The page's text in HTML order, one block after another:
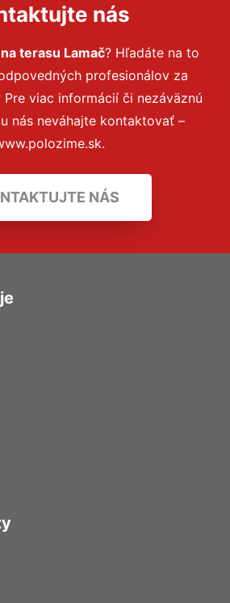
nás
terasu Lamač? Hľadáte na to
profesionálov za
Pre viac informácií či nezáväznú
nás neváhajte kontaktovať –
NÁS